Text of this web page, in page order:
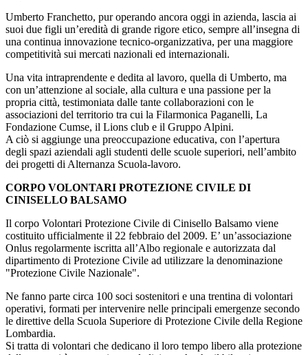
Umberto Franchetto, pur operando ancora oggi in azienda, lascia ai
suoi due figli un’eredità di grande rigore etico, sempre all’insegna di
una continua innovazione tecnico-organizzativa, per una maggiore
competitività sui mercati nazionali ed internazionali.
Una vita intraprendente e dedita al lavoro, quella di Umberto, ma
con un’attenzione al sociale, alla cultura e una passione per la
propria città, testimoniata dalle tante collaborazioni con le
associazioni del territorio tra cui la Filarmonica Paganelli, La
Fondazione Cumse, il Lions club e il Gruppo Alpini.
A ciò si aggiunge una preoccupazione educativa, con l’apertura
degli spazi aziendali agli studenti delle scuole superiori, nell’ambito
dei progetti di Alternanza Scuola-lavoro.
CORPO VOLONTARI PROTEZIONE CIVILE DI
CINISELLO BALSAMO
Il corpo Volontari Protezione Civile di Cinisello Balsamo viene
costituito ufficialmente il 22 febbraio del 2009. E’ un’associazione
Onlus regolarmente iscritta all’Albo regionale e autorizzata dal
dipartimento di Protezione Civile ad utilizzare la denominazione
"Protezione Civile Nazionale".
Ne fanno parte circa 100 soci sostenitori e una trentina di volontari
operativi, formati per intervenire nelle principali emergenze secondo
le direttive della Scuola Superiore di Protezione Civile della Regione
Lombardia.
Si tratta di volontari che dedicano il loro tempo libero alla protezione